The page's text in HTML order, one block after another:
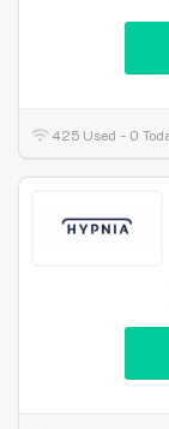
425 Used - 0